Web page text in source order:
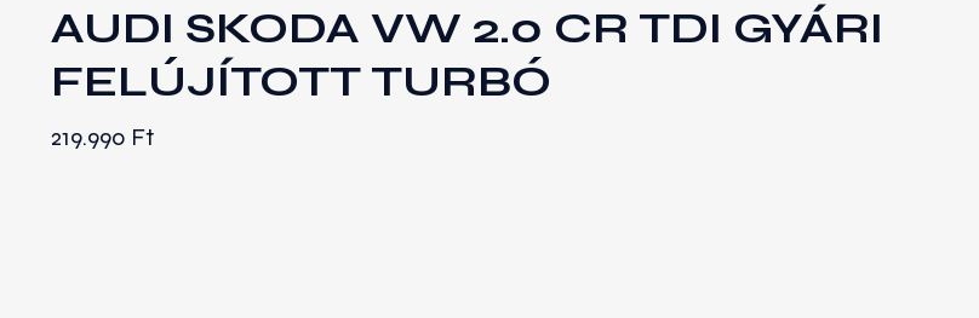
AUDI SKODA VW 2.0 CR TDI GYÁRI
FELÚJÍTOTT TURBÓ
219.990 Ft